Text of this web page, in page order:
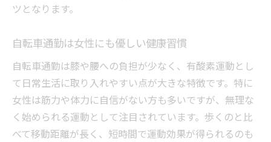
ツとなります。
自転車通勤は女性にも優しい健康習慣
自転車通勤は膝や腰への負担が少なく、有酸素運動とし
て日常生活に取り入れやすい点が大きな特徴です。特に
女性は筋力や体力に自信がない方も多いですが、無理な
く始められる運動として注目されています。歩くのと比
べて移動距離が長く、短時間で運動効果が得られるのも